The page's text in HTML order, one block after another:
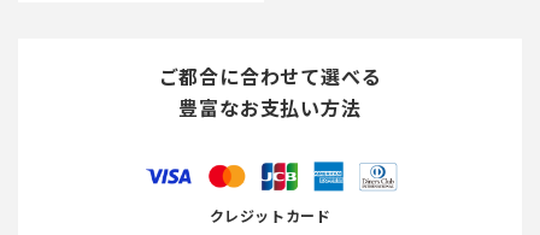
ご都合に合わせて選べる
豊富なお支払い方法
クレジットカード